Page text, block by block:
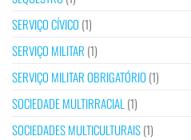
SERVIÇO CÍVICO (1)
SERVIÇO MILITAR (1)
SERVIÇO MILITAR OBRIGATÓRIO (1)
SOCIEDADE MULTIRRACIAL(1)
SOCIEDADES MULTICULTURAIS(1)